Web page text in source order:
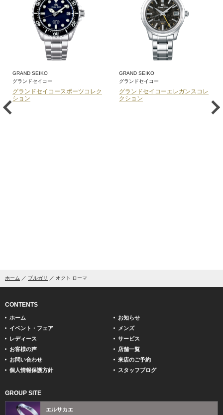
GRAND SEIKO
グランドセイコー
グランドセイコースポーツコレク
ション
GRAND SEIKO
グランドセイコー
グランドセイコーエレガンスコレ
クション
ホーム ブルガリ オクト ローマ
CONTENTS
ホーム
お知らせ
イベント・フェア
メンズ
レディース
サービス
お客様の声
店舗一覧
お問い合わせ
来店のご予約
個人情報保護方針
スタッフブログ
GROUP SITE
エルサカエ